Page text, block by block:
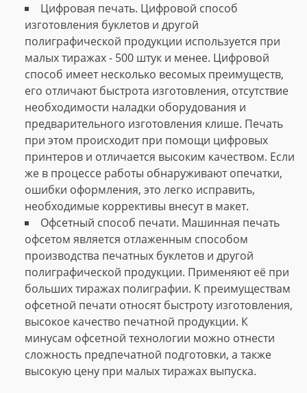
Цифровая печать. Цифровой способ
изготовления буклетов и другой
полиграфической продукции используется при
малых тиражах - 500 штук и менее. Цифровой
способ имеет несколько весомых преимуществ,
его отличают быстрота изготовления, отсутствие
необходимости наладки оборудования и
предварительного изготовления клише. Печать
при этом происходит при помощи цифровых
принтеров и отличается высоким качеством. Если
же в процессе работы обнаруживают опечатки,
ошибки оформления, это легко исправить,
необходимые коррективы внесут в макет.
Офсетный способ печати. Машинная печать
офсетом является отлаженным способом
производства печатных буклетов и другой
полиграфической продукции. Применяют её при
больших тиражах полиграфии. К преимуществам
офсетной печати относят быстроту изготовления,
высокое качество печатной продукции. К
минусам офсетной технологии можно отнести
сложность предпечатной подготовки, а также
высокую цену при малых тиражах выпуска.